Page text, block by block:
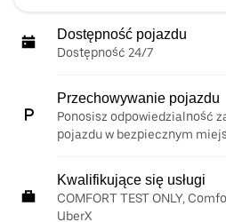
Dostępność pojazdu
Dostępność 24/7
Przechowywanie pojazdu
Ponosisz odpowiedzialność
pojazdu w bezpiecznym
Kwalifikujące się usługi
COMFORT TEST ONLY,
UberX